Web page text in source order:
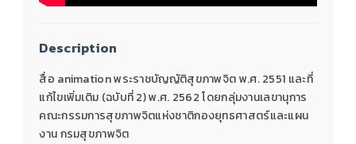
Description
สื่อ animation พระราชบัญญัติสุขภาพจิต พ.ศ. 2551 และที่
แก้ไขเพิ่มเติม (ฉบับที่ 2) พ.ศ. 2562 โดยกลุ่มงานเลขานุการ
คณะกรรมการสุขภาพจิตแห่งชาติกองยุทธศาสตร์และแผน
งาน กรมสุขภาพจิต